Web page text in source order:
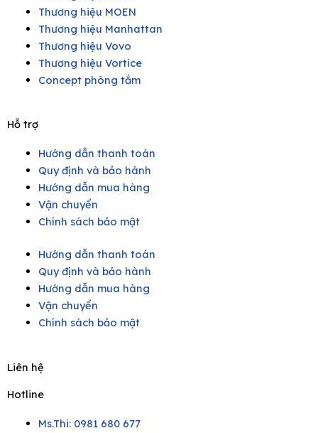
Thương hiệu MOEN
Thương hiệu Manhattan
Thương hiệu Vovo
Thương hiệu Vortice
Concept phòng tắm
Hỗ trợ
Hướng dẫn thanh toán
Quy định và bảo hành
Hướng dẫn mua hàng
Vận chuyển
Chính sách bảo mật
Hướng dẫn thanh toán
Quy định và bảo hành
Hướng dẫn mua hàng
Vận chuyển
Chính sách bảo mật
Liên hệ
Hotline
Ms.Thi: 0981 680 677